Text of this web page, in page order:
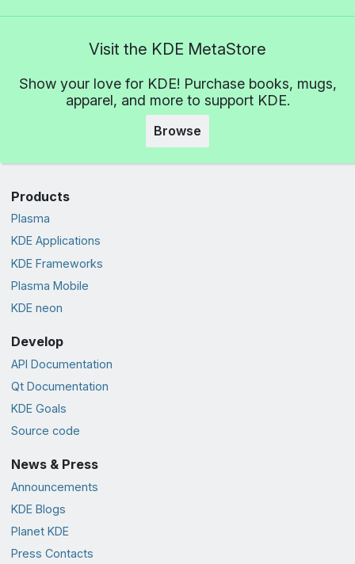
Visit the KDE MetaStore
Show your love for KDE! Purchase books, mugs,
apparel, and more to support KDE.
Browse
Products
Plasma
KDE Applications
KDE Frameworks
Plasma Mobile
KDE neon
Develop
API Documentation
Qt Documentation
KDE Goals
Source code
News & Press
Announcements
KDE Blogs
Planet KDE
Press Contacts